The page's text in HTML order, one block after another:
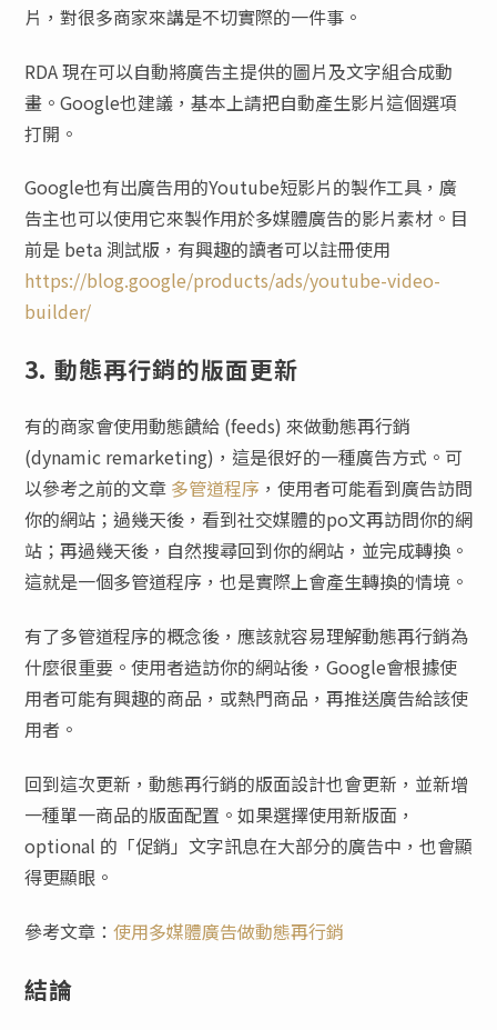
片，對很多商家來講是不切實際的一件事。
RDA 現在可以自動將廣告主提供的圖片及文字組合成動
畫。Google也建議，基本上請把自動產生影片這個選項
打開。
Google也有出廣告用的Youtube短影片的製作工具，廣
告主也可以使用它來製作用於多媒體廣告的影片素材。目
前是 beta 測試版，有興趣的讀者可以註冊使用
https://blog.google/products/ads/youtube-video-
builder/
3. 動態再行銷的版面更新
有的商家會使用動態饋給 (feeds) 來做動態再行銷
(dynamic remarketing)，這是很好的一種廣告方式。可
以參考之前的文章 多管道程序，使用者可能看到廣告訪問
你的網站；過幾天後，看到社交媒體的po文再訪問你的網
站；再過幾天後，自然搜尋回到你的網站，並完成轉換。
這就是一個多管道程序，也是實際上會產生轉換的情境。
有了多管道程序的概念後，應該就容易理解動態再行銷為
什麼很重要。使用者造訪你的網站後，Google會根據使
用者可能有興趣的商品，或熱門商品，再推送廣告給該使
用者。
回到這次更新，動態再行銷的版面設計也會更新，並新增
一種單一商品的版面配置。如果選擇使用新版面，
optional 的「促銷」文字訊息在大部分的廣告中，也會顯
得更顯眼。
參考文章： 使用多媒體廣告做動態再行銷
結論